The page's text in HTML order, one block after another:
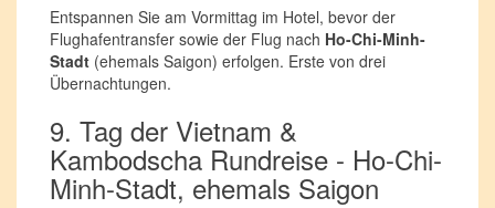
Entspannen Sie am Vormittag im Hotel, bevor der
Flughafentransfer sowie der Flug nach Ho-Chi-Minh-
Stadt (ehemals Saigon) erfolgen. Erste von drei
Übernachtungen.
9. Tag der Vietnam &
Kambodscha Rundreise - Ho-Chi-
Minh-Stadt, ehemals Saigon